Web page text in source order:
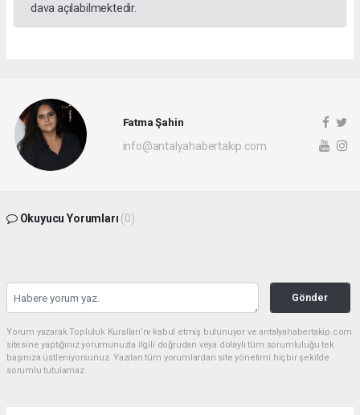
dava açılabilmektedir.
Fatma Şahin
info@antalyahabertakip.com
Okuyucu Yorumları (0)
Gönder
Yorum yazarak Topluluk Kuralları’nı kabul etmiş bulunuyor ve antalyahabertakip.com
sitesine yaptığınız yorumunuzla ilgili doğrudan veya dolaylı tüm sorumluluğu tek
başınıza üstleniyorsunuz. Yazılan tüm yorumlardan site yönetimi hiçbir şekilde
sorumlu tutulamaz.